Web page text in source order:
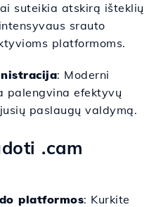
suteikia atskirą išteklių
srauto
platformoms.
: Moderni
palengvina efektyvų
paslaugų valdymą.
.cam
platformos: Kurkite